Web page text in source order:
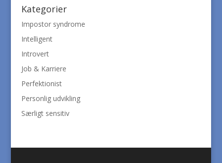
Kategorier
Impostor syndrome
Intelligent
Introvert
Job & Karriere
Perfektionist
Personlig udvikling
Særligt sensitiv